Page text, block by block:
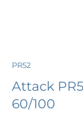
PR52
Attack
60/100